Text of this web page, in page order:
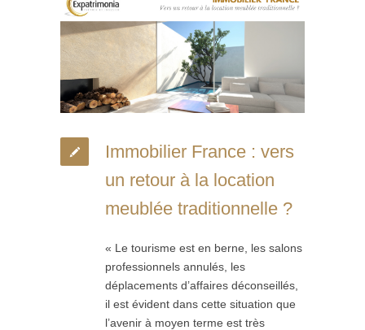
Immobilier France : vers
un retour à la location
meublée traditionnelle ?
« Le tourisme est en berne, les salons
professionnels annulés, les
déplacements d’affaires déconseillés,
il est évident dans cette situation que
l’avenir à moyen terme est très